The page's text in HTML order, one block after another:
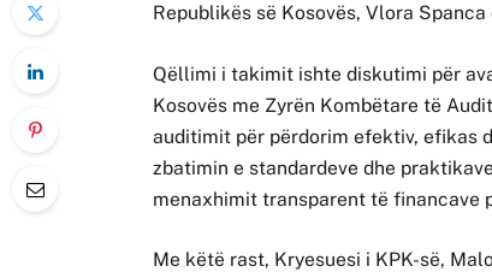
Republikës së Kosovës, Vlora
Qëllimi i takimit ishte diskutimi për
Kosovës me Zyrën Kombëtare të
auditimit për përdorim efektiv, efikas
zbatimin e standardeve dhe
menaxhimit transparent të financave
Me këtë rast, Kryesuesi i KPK-së,